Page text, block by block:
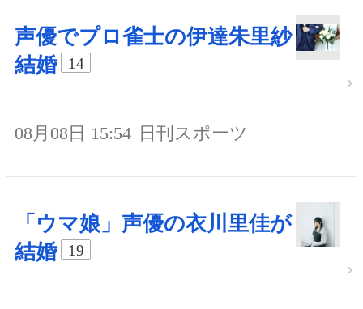
声優でプロ雀士の伊達朱里紗
結婚
14
08月08日 15:54 日刊スポーツ
「ウマ娘」声優の衣川里佳が
結婚
19